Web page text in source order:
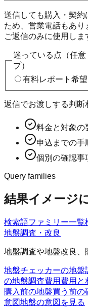
送信しても購入・契
ため、営業電話もあ
ご返信のみに使用しま
迷っている点（任
プ）
有料レポート希望
返信でお渡しする判断
料金と対象の
申込までの手
個別の確認事
Query families
結果イメージ
検索語ファミリー一覧
地盤調査・改良
地盤調査や地盤改良、
地盤チェッカーの地盤
の地盤調査費用 費用と
購入前の地盤買う前の
意図地盤の意図を見る